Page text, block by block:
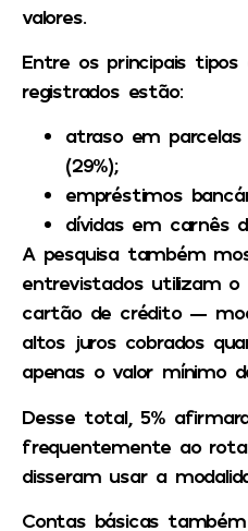
valores.
Entre os principais tipos
registrados estão:
atraso em
(29%);
empréstimos
dívidas em carnês
A pesquisa também
entrevistados utilizam
cartão de crédito —
altos juros cobrados
apenas o valor mínimo
Desse total, 5%
frequentemente ao
disseram usar a
Contas básicas